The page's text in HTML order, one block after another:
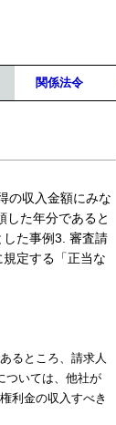
関係法令
の収入金額にみな
した年分であると
た事例3. 審査請
定する「正当な
るところ、請求人
ついては、他社が
利金の収入すべき